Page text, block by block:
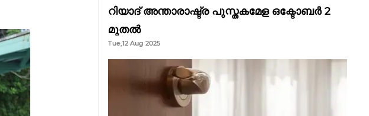
റിയാദ് അന്താരാഷ്ട്ര പുസ്തകമേള ഒക്ടോബർ 2
മുതൽ
Tue,12 Aug 2025